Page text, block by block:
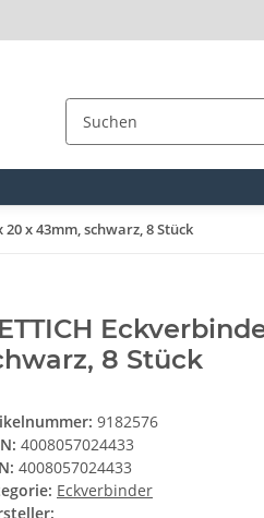
20 x 43mm, schwarz, 8 Stück
8 Stück
9182576
4008057024433
4008057024433
Eckverbinder